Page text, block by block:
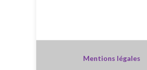
Mentions légales